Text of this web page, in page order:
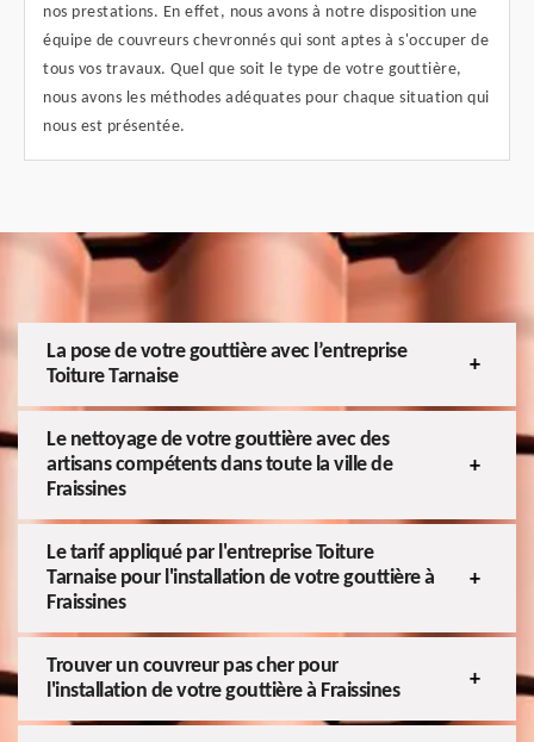
nos prestations. En effet, nous avons à notre disposition une
équipe de couvreurs chevronnés qui sont aptes à s'occuper de
tous vos travaux. Quel que soit le type de votre gouttière,
nous avons les méthodes adéquates pour chaque situation qui
nous est présentée.
La pose de votre gouttière avec l’entreprise
Toiture Tarnaise
Le nettoyage de votre gouttière avec des
artisans compétents dans toute la ville de
Fraissines
Le tarif appliqué par l'entreprise Toiture
Tarnaise pour l'installation de votre gouttière à
Fraissines
Trouver un couvreur pas cher pour
l'installation de votre gouttière à Fraissines